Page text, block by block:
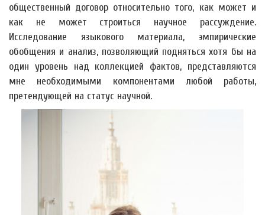
общественный договор относительно того, как может и
как не может строиться научное рассуждение.
Исследование языкового материала, эмпирические
обобщения и анализ, позволяющий подняться хотя бы на
один уровень над коллекцией фактов, представляются
мне необходимыми компонентами любой работы,
претендующей на статус научной.